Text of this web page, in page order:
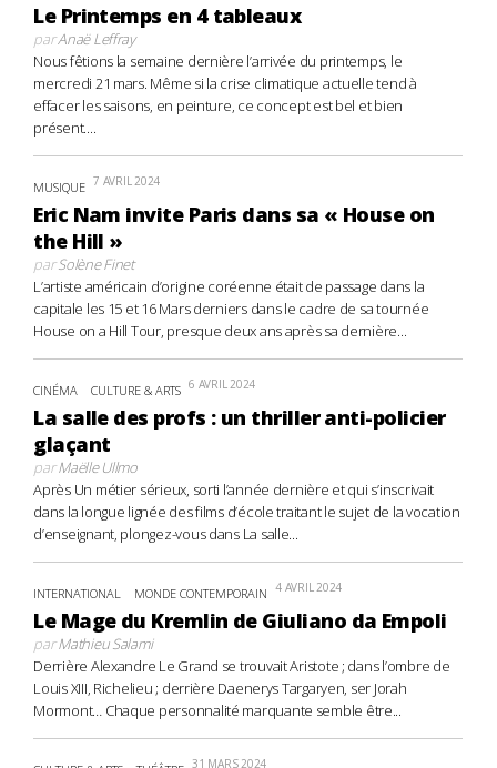
Le Printemps en 4 tableaux
parAnaë Leffray
Nous fêtions la semaine dernière l’arrivée du printemps, le
mercredi 21 mars. Même si la crise climatique actuelle tend à
effacer les saisons, en peinture, ce concept est bel et bien
présent....
MUSIQUE 7 AVRIL 2024
Eric Nam invite Paris dans sa « House on
the Hill »
parSolène Finet
L’artiste américain d’origine coréenne était de passage dans la
capitale les 15 et 16 Mars derniers dans le cadre de sa tournée
House on a Hill Tour, presque deux ans après sa dernière...
CINÉMA CULTURE & ARTS 6 AVRIL 2024
La salle des profs : un thriller anti-policier
glaçant
parMaëlle Ullmo
Après Un métier sérieux, sorti l’année dernière et qui s’inscrivait
dans la longue lignée des films d’école traitant le sujet de la vocation
d’enseignant, plongez-vous dans La salle...
INTERNATIONAL MONDE CONTEMPORAIN 4 AVRIL 2024
Le Mage du Kremlin de Giuliano da Empoli
parMathieu Salami
Derrière Alexandre Le Grand se trouvait Aristote ; dans l’ombre de
Louis XIII, Richelieu ; derrière Daenerys Targaryen, ser Jorah
Mormont… Chaque personnalité marquante semble être...
31 MARS 2024